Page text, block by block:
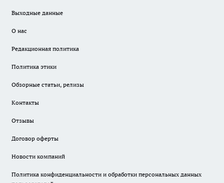
Выходные данные
О нас
Редакционная политика
Политика этики
Обзорные статьи, релизы
Контакты
Отзывы
Договор оферты
Новости компаний
Политика конфиденциальности и обработки персональных данных